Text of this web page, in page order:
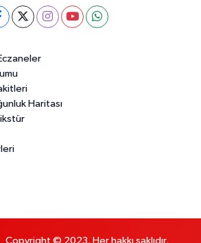
Haritası
Copyright © 2023. Her hakkı saklıdır.